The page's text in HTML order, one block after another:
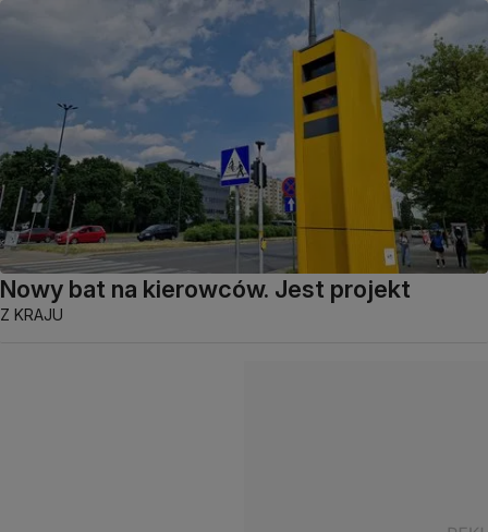
Nowy bat na kierowców. Jest projekt
Z KRAJU